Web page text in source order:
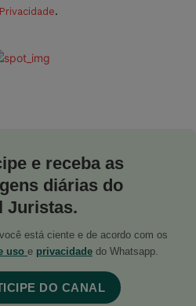
.
e receba as
diárias do
Juristas.
está ciente e de acordo com os
uso e privacidade do Whatsapp.
DO CANAL